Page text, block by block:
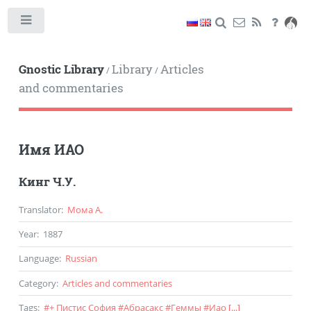
Gnostic Library/Library/Articles
and commentaries
Имя ИАО
Кинг Ч.У.
Translator: Мома А.
Year: 1887
Language: Russian
Category: Articles and commentaries
Tags: #+ Пистис София #Абрасакс#Геммы #Иао [...]